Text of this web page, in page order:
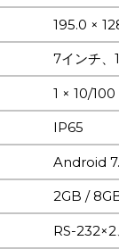
195.0 ×
7インチ
1 × 10/
IP65
Android
2GB /
RS-